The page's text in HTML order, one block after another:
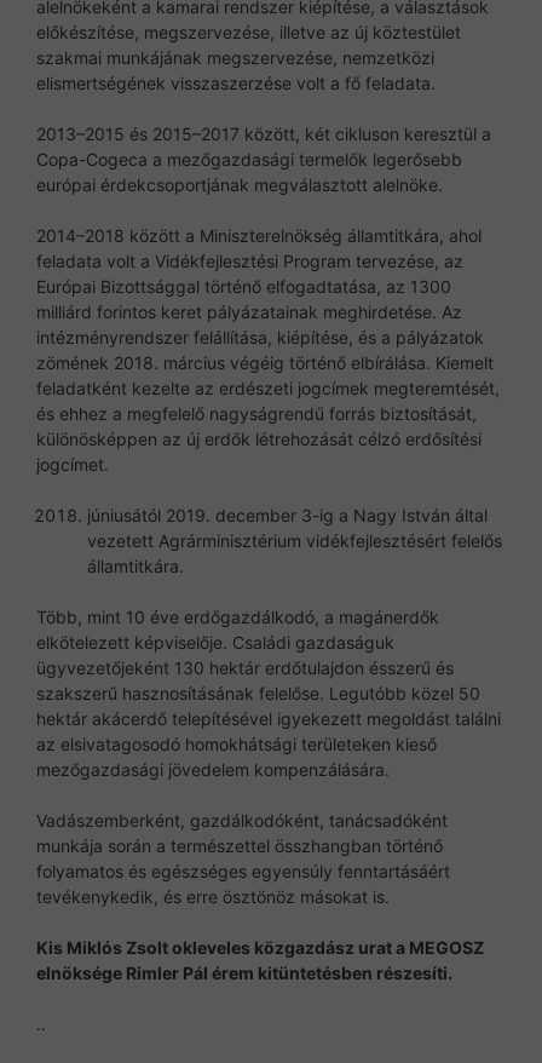
alelnökeként a kamarai rendszer kiépítése, a választások
előkészítése, megszervezése, illetve az új köztestület
szakmai munkájának megszervezése, nemzetközi
elismertségének visszaszerzése volt a fő feladata.
2013–2015 és 2015–2017 között, két cikluson keresztül a
Copa-Cogeca a mezőgazdasági termelők legerősebb
európai érdekcsoportjának megválasztott alelnöke.
2014–2018 között a Miniszterelnökség államtitkára, ahol
feladata volt a Vidékfejlesztési Program tervezése, az
Európai Bizottsággal történő elfogadtatása, az 1300
milliárd forintos keret pályázatainak meghirdetése. Az
intézményrendszer felállítása, kiépítése, és a pályázatok
zömének 2018. március végéig történő elbírálása. Kiemelt
feladatként kezelte az erdészeti jogcímek megteremtését,
és ehhez a megfelelő nagyságrendű forrás biztosítását,
különösképpen az új erdők létrehozását célzó erdősítési
jogcímet.
júniusától 2019. december 3-ig a Nagy István által
vezetett Agrárminisztérium vidékfejlesztésért felelős
államtitkára.
Több, mint 10 éve erdőgazdálkodó, a magánerdők
elkötelezett képviselője. Családi gazdaságuk
ügyvezetőjeként 130 hektár erdőtulajdon ésszerű és
szakszerű hasznosításának felelőse. Legutóbb közel 50
hektár akácerdő telepítésével igyekezett megoldást találni
az elsivatagosodó homokhátsági területeken kieső
mezőgazdasági jövedelem kompenzálására.
Vadászemberként, gazdálkodóként, tanácsadóként
munkája során a természettel összhangban történő
folyamatos és egészséges egyensúly fenntartásáért
tevékenykedik, és erre ösztönöz másokat is.
Kis Miklós Zsolt okleveles közgazdász urat a MEGOSZ
elnöksége Rimler Pál érem kitüntetésben részesíti.
..